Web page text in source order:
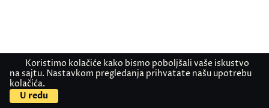
Pročitaj više
Koristimo kolačiće kako bismo poboljšali vaše iskustvo
na sajtu. Nastavkom pregledanja prihvatate našu upotrebu
kolačića.
U redu